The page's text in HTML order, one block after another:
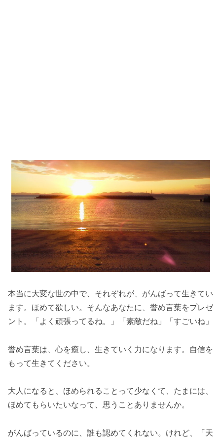
本当に大変な世の中で、それぞれが、がんばって生きてい
ます。ほめて欲しい。そんなあなたに、誉め言葉をプレゼ
ント。「よく頑張ってるね。」「素敵だね」「すごいね」
誉め言葉は、心を癒し、生きていく力になります。自信を
もって生きてください。
大人になると、ほめられることって少なくて、たまには、
ほめてもらいたいなって、思うことありませんか。
がんばっているのに、誰も認めてくれない。けれど、「天